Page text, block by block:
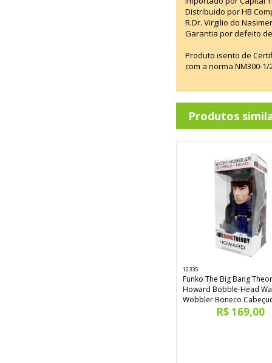
Distribuido por HB
R.Dr. Virgilio do
Garantia por defeito
Produto isento de
com a norma NM300-
Produtos
12335
Funko The Big Bang
Howard Bobble-Head
Wobbler Boneco
R$ 169,00